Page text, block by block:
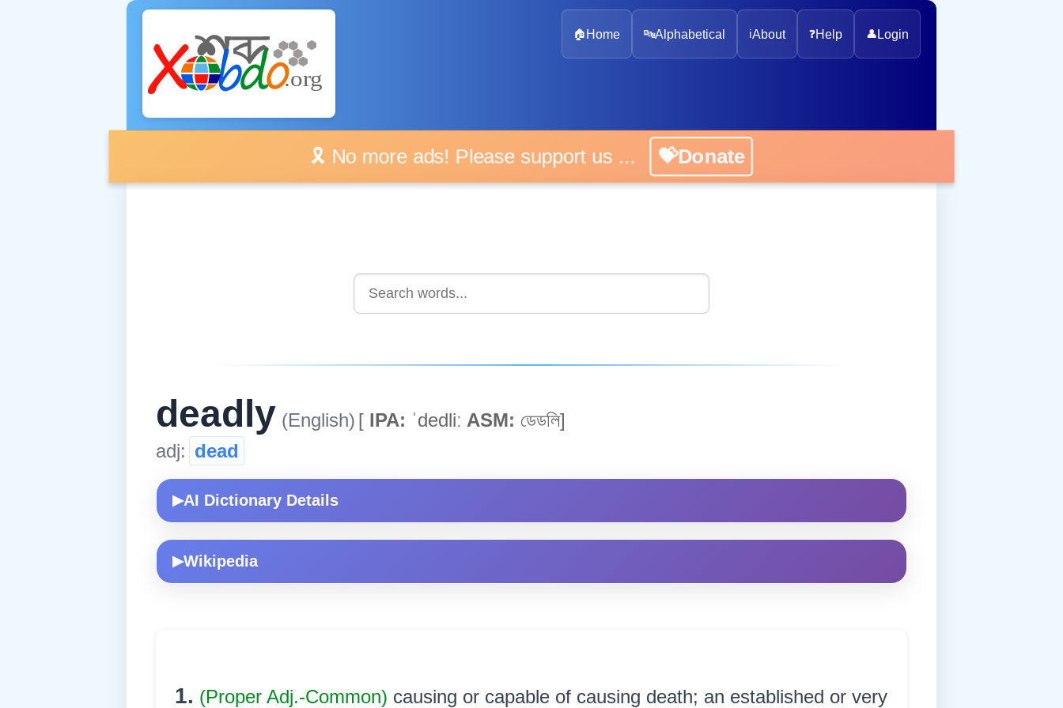
🏠 Home 🔤Alphabetical ℹ️About ❓Help 👤 Login
🎗️ No more ads! Please support us ... 💝Donate
deadly (English) [ IPA: ˈdedliː ASM: ডেডলি]
adj: dead
▶AI Dictionary Details
▶Wikipedia
1. (Proper Adj.-Common) causing or capable of causing death; an established or very